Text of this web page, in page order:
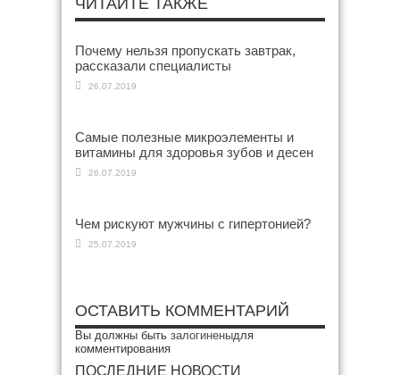
ЧИТАЙТЕ ТАКЖЕ
Почему нельзя пропускать завтрак,
рассказали специалисты
26.07.2019
Самые полезные микроэлементы и
витамины для здоровья зубов и десен
26.07.2019
Чем рискуют мужчины с гипертонией?
25.07.2019
ОСТАВИТЬ КОММЕНТАРИЙ
Вы должны быть залогиненыдля
комментирования
ПОСЛЕДНИЕ НОВОСТИ